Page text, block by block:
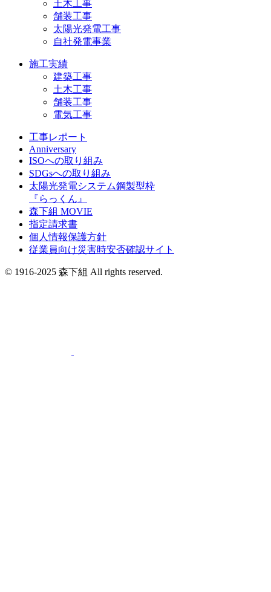
土木工事
舗装工事
太陽光発電工事
自社発電事業
施工実績
建築工事
土木工事
舗装工事
電気工事
工事レポート
Anniversary
ISOへの取り組み
SDGsへの取り組み
太陽光発電システム鋼製型枠
『らっくん』
森下組 MOVIE
指定請求書
個人情報保護方針
従業員向け災害時安否確認サイト
© 1916-2025 森下組 All rights reserved.